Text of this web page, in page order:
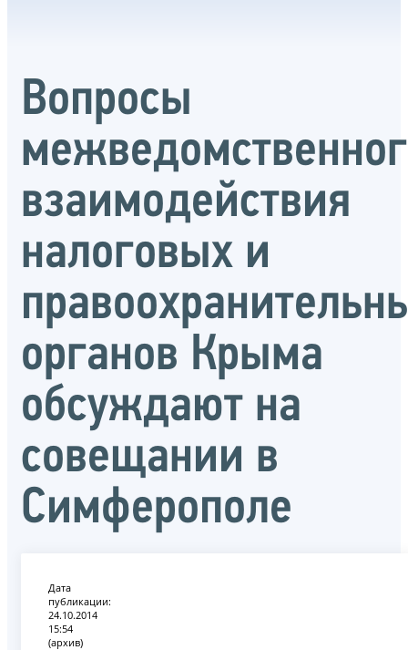
Вопросы
взаимодействия
налоговых и
органов Крыма
обсуждают на
совещании в
Симферополе
Дата
публикации:
24.10.2014
15:54
(архив)